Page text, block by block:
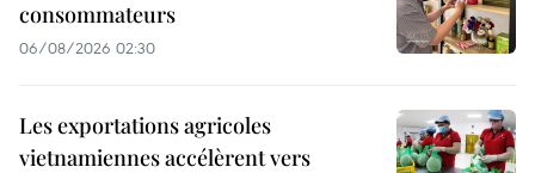
consommateurs
06/08/2026 02:30
Les exportations agricoles
vietnamiennes accélèrent vers